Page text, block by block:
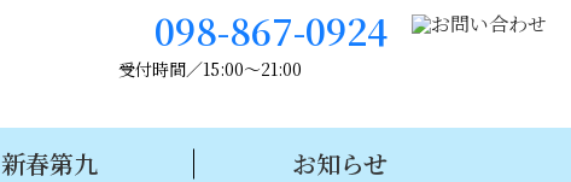
098-867-0924
受付時間／15:00～21:00
新春第九 お知らせ